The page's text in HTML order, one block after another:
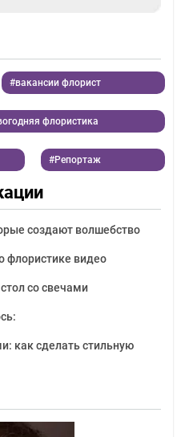
вакансии флорист
флористика
Репортаж
создают волшебство
флористике видео
со свечами
как сделать стильную